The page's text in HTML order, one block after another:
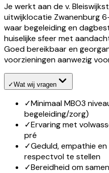
Je werkt aan de v.
uitwijklocatie Zwanenburg
waar begeleiding en
huiselijke sfeer met
Goed bereikbaar en
voorzieningen aanwezig
✓Wat wij vragen
✓Minimaal MBO3
begeleiding/zorg)
✓Ervaring met
pré
✓Geduld, empathie
respectvol te stellen
✓Bereidheid om